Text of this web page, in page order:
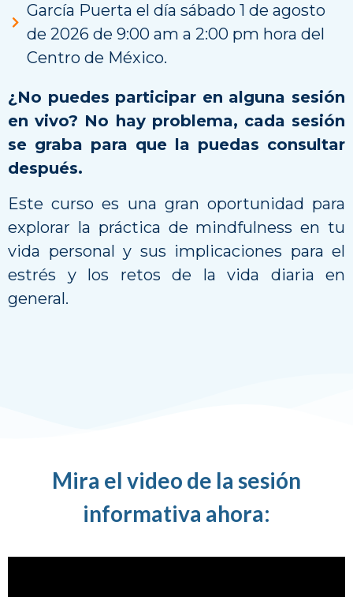
García Puerta el día sábado 1 de agosto
de 2026 de 9:00 am a 2:00 pm hora del
Centro de México.
¿No puedes participar en alguna sesión
en vivo? No hay problema, cada sesión
se graba para que la puedas consultar
después.
Este curso es una gran oportunidad para
explorar la práctica de mindfulness en tu
vida personal y sus implicaciones para el
estrés y los retos de la vida diaria en
general.
Mira el video de la sesión
informativa ahora: